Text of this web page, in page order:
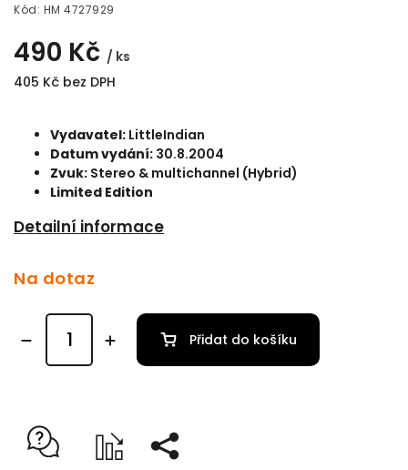
Kód: HM 4727929
490 Kč / ks
405 Kč bez DPH
Vydavatel: LittleIndian
Datum vydání: 30.8.2004
Zvuk: Stereo & multichannel (Hybrid)
Limited Edition
Detailní informace
Na dotaz
Přidat do košíku